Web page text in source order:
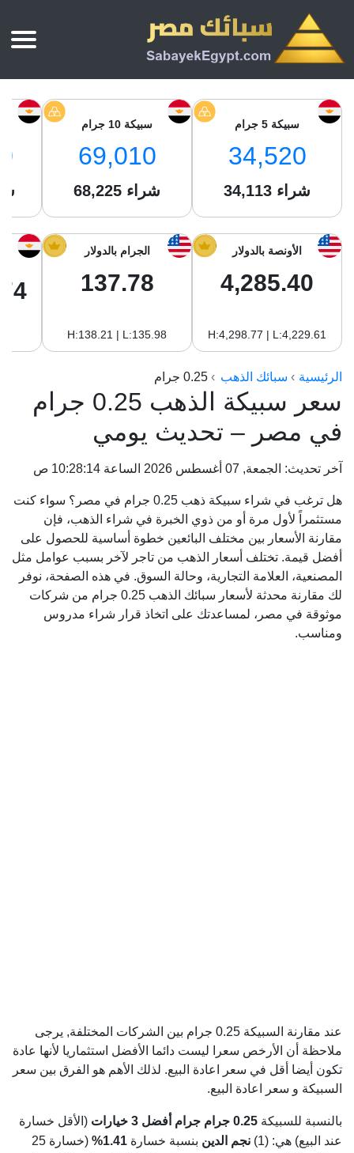
أسعار الذهب
سعر الذهب عيار 24
سعر جنيه الذهب
سبائك الذهب
بي تي سي
سام
سليمة جولد
سويس جولد
ماستر جولد
الجلا جولد
أسعار الفضة اليوم
سبائك الفضة
بي تي سي
جونير
نجم الدين
من نحن
سبيكة 5 جرام
34,520
34,113 شراء
سبيكة 10 جرام
69,010
68,225 شراء
الأونصة بالدولار
4,285.40
H:4,298.77 | L:4,229.61
الجرام بالدولار
137.78
H:138.21 | L:135.98
الرئيسية سبائك الذهب 0.25 جرام
سعر سبيكة الذهب 0.25 جرام
في مصر – تحديث يومي
آخر تحديث: الجمعة, 07 أغسطس 2026 الساعة 10:28:14 ص
هل ترغب في شراء سبيكة ذهب 0.25 جرام في مصر؟ سواء كنت
مستثمراً لأول مرة أو من ذوي الخبرة في شراء الذهب، فإن
مقارنة الأسعار بين مختلف البائعين خطوة أساسية للحصول على
أفضل قيمة. تختلف أسعار الذهب من تاجر لآخر بسبب عوامل مثل
المصنعية، العلامة التجارية، وحالة السوق. في هذه الصفحة، نوفر
لك مقارنة محدثة لأسعار سبائك الذهب 0.25 جرام من شركات
موثوقة في مصر، لمساعدتك على اتخاذ قرار شراء مدروس
ومناسب.
عند مقارنة السبيكة 0.25 جرام بين الشركات المختلفة, يرجى
ملاحظة أن الأرخص سعرا ليست دائما الأفضل استثماريا لأنها عادة
تكون أيضا أقل في سعر اعادة البيع. لذلك الأهم هو الفرق بين سعر
السبيكة و سعر اعادة البيع.
بالنسبة للسبيكة 0.25 جرام جرام أفضل 3 خيارات
(الأقل خسارة
عند البيع) هي: (1)
نجم الدين بنسبة خسارة 1.41%
(خسارة 25